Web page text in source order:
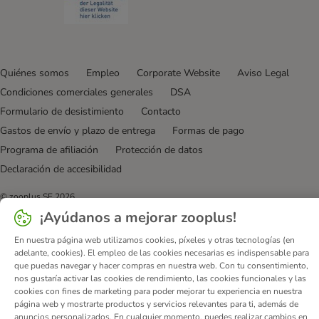
Quiénes somos Empleo Corporate Website
Aviso Legal
Condiciones comerciales generales
DSA
Formulario de desistimiento
Contacto
Gastos de envío y plazo de entrega
Formas de pago
Programa de afiliación
Protección de datos
Declaración de accesibilidad
© zooplus SE2026
¡Ayúdanos a mejorar zooplus!
En nuestra página web utilizamos cookies, píxeles y otras tecnologías (en
adelante, cookies). El empleo de las cookies necesarias es indispensable para
que puedas navegar y hacer compras en nuestra web. Con tu consentimiento,
nos gustaría activar las cookies de rendimiento, las cookies funcionales y las
cookies con fines de marketing para poder mejorar tu experiencia en nuestra
página web y mostrarte productos y servicios relevantes para ti, además de